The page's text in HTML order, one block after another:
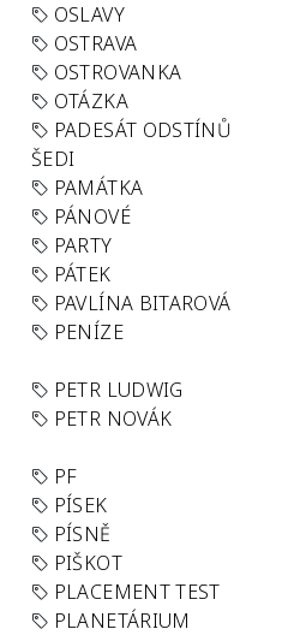
OSLAVY
OSTRAVA
OSTROVANKA
OTÁZKA
PADESÁT ODSTÍNŮ
ŠEDI
PAMÁTKA
PÁNOVÉ
PARTY
PÁTEK
PAVLÍNA BITAROVÁ
PENÍZE
PETR LUDWIG
PETR NOVÁK
PF
PÍSEK
PÍSNĚ
PIŠKOT
PLACEMENT TEST
PLANETÁRIUM